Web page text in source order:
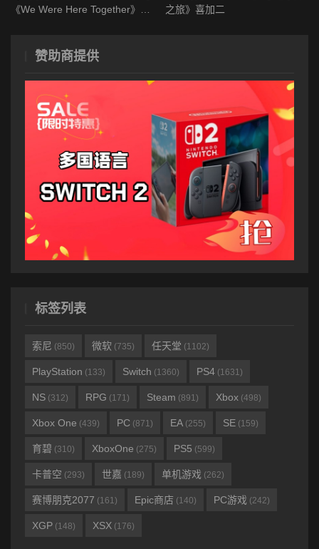
《We Were Here Together》喜
之旅》喜加二
赞助商提供
标签列表
索尼 (850) 微软 (735) 任天堂 (1102)
PlayStation (133) Switch (1360) PS4 (1631)
NS (312) RPG (171) Steam (891) Xbox (498)
Xbox One (439) PC (871) EA (255) SE (159)
育碧 (310) XboxOne (275) PS5 (599)
卡普空 (293) 世嘉 (189) 单机游戏 (262)
赛博朋克2077 (161) Epic商店 (140) PC游戏 (242)
XGP (148) XSX (176)